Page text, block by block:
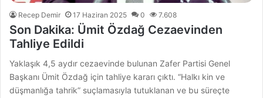
Recep Demir 17 Haziran 2025 0 7.608
Son Dakika: Ümit Özdağ Cezaevinden
Tahliye Edildi
Yaklaşık 4,5 aydır cezaevinde bulunan Zafer Partisi Genel
Başkanı Ümit Özdağ için tahliye kararı çıktı. “Halkı kin ve
düşmanlığa tahrik” suçlamasıyla tutuklanan ve bu süreçte